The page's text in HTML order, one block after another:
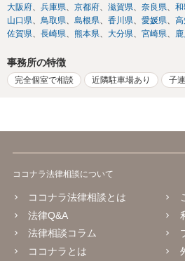
大阪府
兵庫県 京都府 滋賀県 奈良県
山口県
鳥取県 島根県 香川県 愛媛県
佐賀県
長崎県 熊本県 大分県 宮崎県
事務所の特徴
完全個室で相談 近隣駐車場あり 子
ココナラ法律相談について
ココナラ法律相談とは
法律Q&A
法律相談コラム
ココナラとは